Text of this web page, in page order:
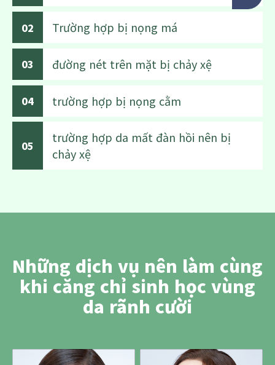
02 Trường hợp bị nọng má
03 đường nét trên mặt bị chảy xệ
04 trường hợp bị nọng cằm
05
trường hợp da mất đàn hồi nên bị
chảy xệ
Những dịch vụ nên làm cùng
khi căng chỉ sinh học vùng
da rãnh cười